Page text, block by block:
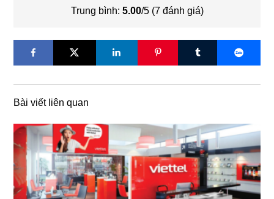
Trung bình: 5.00/5 (7 đánh giá)
Bài viết liên quan